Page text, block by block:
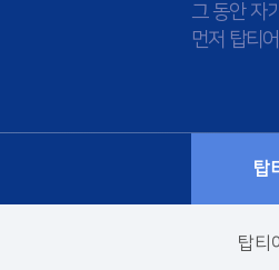
그 동안 자
먼저 탑티
탑
탑티